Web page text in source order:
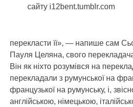
сайту i12bent.tumblr.com
перекласти її», — напише сам
Пауля Целяна, свого
Він як ніхто розумівся на
перекладали з румунської на
французької на румунську, і,
англійською, німецькою,